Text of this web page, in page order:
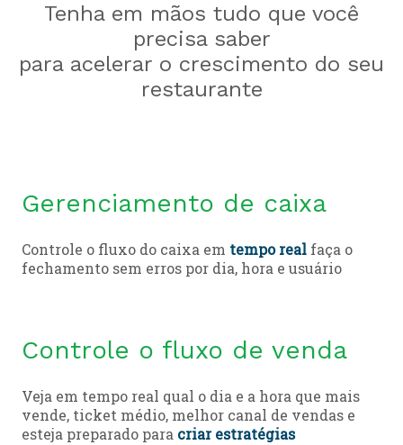
Tenha em mãos tudo que você
precisa saber
para acelerar o crescimento do seu
restaurante
Gerenciamento de caixa
Controle o fluxo do caixa em tempo real faça o
fechamento sem erros por dia, hora e usuário
Controle o fluxo de venda
Veja em tempo real qual o dia e a hora que mais
vende, ticket médio, melhor canal de vendas e
esteja preparado para criar estratégias